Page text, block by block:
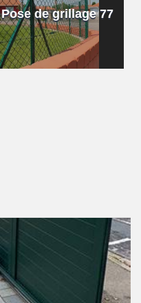
Pose de grillage 77